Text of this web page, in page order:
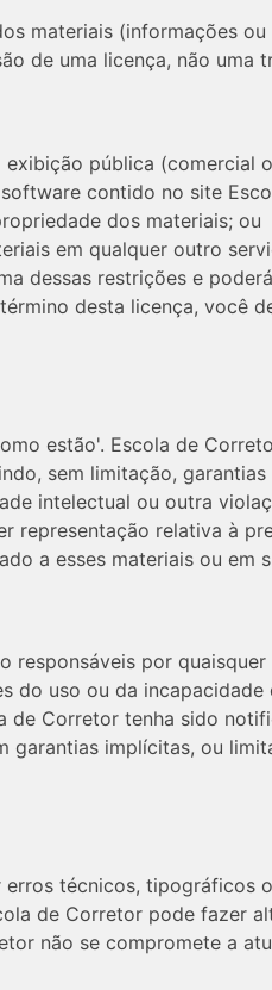
materiais (informações
de uma licença, não
pública (comercial
contido no site
dos materiais; ou
em qualquer outro
dessas restrições e
desta licença, você
estão'. Escola de
sem limitação,
intelectual ou outra
representação relativa à
a esses materiais ou em
responsáveis ​​por
uso ou da
Corretor tenha sido
implícitas, ou
técnicos,
de Corretor pode fazer
não se compromete a